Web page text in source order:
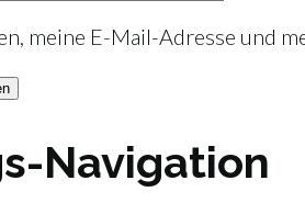
meine E-Mail-Adresse und
Navigation